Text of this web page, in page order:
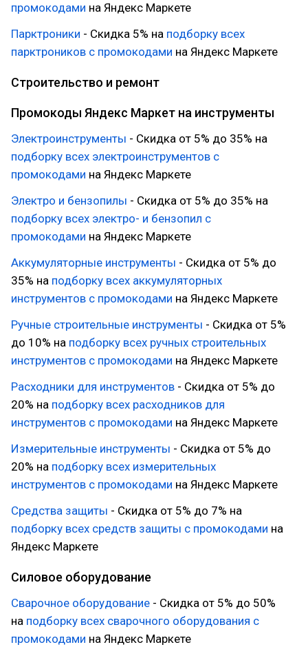
промокодами на Яндекс Маркете
Парктроники - Скидка 5% на подборку всех
парктроников с промокодами на Яндекс Маркете
Строительство и ремонт
Промокоды Яндекс Маркет на инструменты
Электроинструменты - Скидка от 5% до 35% на
подборку всех электроинструментов с
промокодами на Яндекс Маркете
Электро и бензопилы - Скидка от 5% до 35% на
подборку всех электро- и бензопил с
промокодами на Яндекс Маркете
Аккумуляторные инструменты - Скидка от 5% до
35% на подборку всех аккумуляторных
инструментов с промокодами на Яндекс Маркете
Ручные строительные инструменты - Скидка от 5%
до 10% на подборку всех ручных строительных
инструментов с промокодами на Яндекс Маркете
Расходники для инструментов - Скидка от 5% до
20% на подборку всех расходников для
инструментов с промокодами на Яндекс Маркете
Измерительные инструменты - Скидка от 5% до
20% на подборку всех измерительных
инструментов с промокодами на Яндекс Маркете
Средства защиты - Скидка от 5% до 7% на
подборку всех средств защиты с промокодами на
Яндекс Маркете
Силовое оборудование
Сварочное оборудование - Скидка от 5% до 50%
на подборку всех сварочного оборудования с
промокодами на Яндекс Маркете